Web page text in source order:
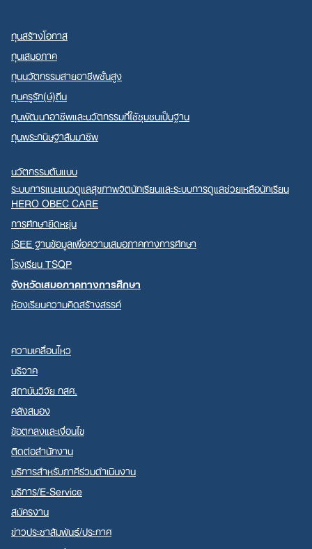
ทุนสร้างโอกาส
ทุนเสมอภาค
ทุนนวัตกรรมสายอาชีพชั้นสูง
ทุนครูรัก(ษ์)ถิ่น
ทุนพัฒนาอาชีพและนวัตกรรมที่ใช้ชุมชนเป็นฐาน
ทุนพระกนิษฐาสัมมาชีพ
นวัตกรรมต้นแบบ
ระบบการแนะแนวดูแลสุขภาพจิตนักเรียนและระบบการดูแลช่วยเหลือนักเรียน
HERO OBEC CARE
การศึกษายืดหยุ่น
iSEE ฐานข้อมูลเพื่อความเสมอภาคทางการศึกษา
โรงเรียน TSQP
จังหวัดเสมอภาคทางการศึกษา
ห้องเรียนความคิดสร้างสรรค์
ความเคลื่อนไหว
บริจาค
สถาบันวิจัย กสศ.
คลังสมอง
ข้อตกลงและเงื่อนไข
ติดต่อสำนักงาน
บริการสำหรับภาคีร่วมดำเนินงาน
บริการ/E-Service
สมัครงาน
ข่าวประชาสัมพันธ์/ประกาศ